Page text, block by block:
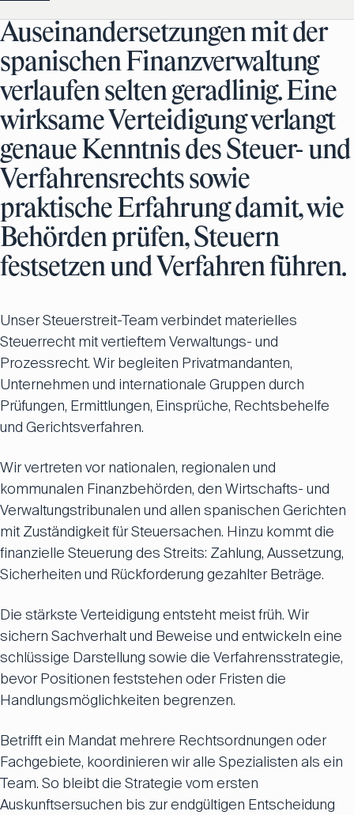
Auseinandersetzungen mit der
spanischen Finanzverwaltung
verlaufen selten geradlinig. Eine
wirksame Verteidigung verlangt
genaue Kenntnis des Steuer- und
Verfahrensrechts sowie
praktische Erfahrung damit, wie
Behörden prüfen, Steuern
festsetzen und Verfahren führen.
Unser Steuerstreit-Team verbindet materielles
Steuerrecht mit vertieftem Verwaltungs- und
Prozessrecht. Wir begleiten Privatmandanten,
Unternehmen und internationale Gruppen durch
Prüfungen, Ermittlungen, Einsprüche, Rechtsbehelfe
und Gerichtsverfahren.
Wir vertreten vor nationalen, regionalen und
kommunalen Finanzbehörden, den Wirtschafts- und
Verwaltungstribunalen und allen spanischen Gerichten
mit Zuständigkeit für Steuersachen. Hinzu kommt die
finanzielle Steuerung des Streits: Zahlung, Aussetzung,
Sicherheiten und Rückforderung gezahlter Beträge.
Die stärkste Verteidigung entsteht meist früh. Wir
sichern Sachverhalt und Beweise und entwickeln eine
schlüssige Darstellung sowie die Verfahrensstrategie,
bevor Positionen feststehen oder Fristen die
Handlungsmöglichkeiten begrenzen.
Betrifft ein Mandat mehrere Rechtsordnungen oder
Fachgebiete, koordinieren wir alle Spezialisten als ein
Team. So bleibt die Strategie vom ersten
Auskunftsersuchen bis zur endgültigen Entscheidung